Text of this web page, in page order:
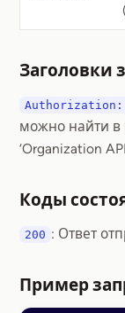
Заголовки
Authorization:
можно найти в
‘Organization
Коды
200 : Ответ
Пример